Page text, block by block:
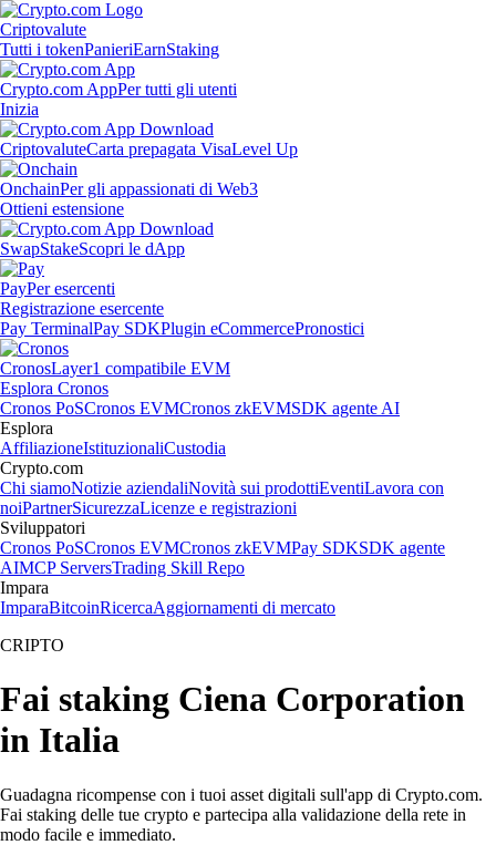
Criptovalute
Tutti i tokenPanieriEarnStaking
Crypto.com AppPer tutti gli utenti
Inizia
CriptovaluteCarta prepagata VisaLevel Up
OnchainPer gli appassionati di Web3
Ottieni estensione
SwapStakeScopri le dApp
PayPer esercenti
Registrazione esercente
Pay TerminalPay SDKPlugin eCommercePronostici
CronosLayer1 compatibile EVM
Esplora Cronos
Cronos PoSCronos EVMCronos zkEVMSDK agente AI
Esplora
AffiliazioneIstituzionaliCustodia
Crypto.com
Chi siamoNotizie aziendaliNovità sui prodottiEventiLavora con
noiPartnerSicurezzaLicenze e registrazioni
Sviluppatori
Cronos PoSCronos EVMCronos zkEVMPay SDKSDK agente
AIMCP ServersTrading Skill Repo
Impara
ImparaBitcoinRicercaAggiornamenti di mercato
CRIPTO
Fai staking Ciena Corporation
in Italia
Guadagna ricompense con i tuoi asset digitali sull'app di Crypto.com.
Fai staking delle tue crypto e partecipa alla validazione della rete in
modo facile e immediato.